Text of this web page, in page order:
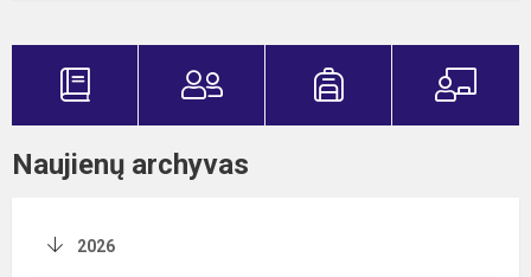
Naujienų archyvas
2026